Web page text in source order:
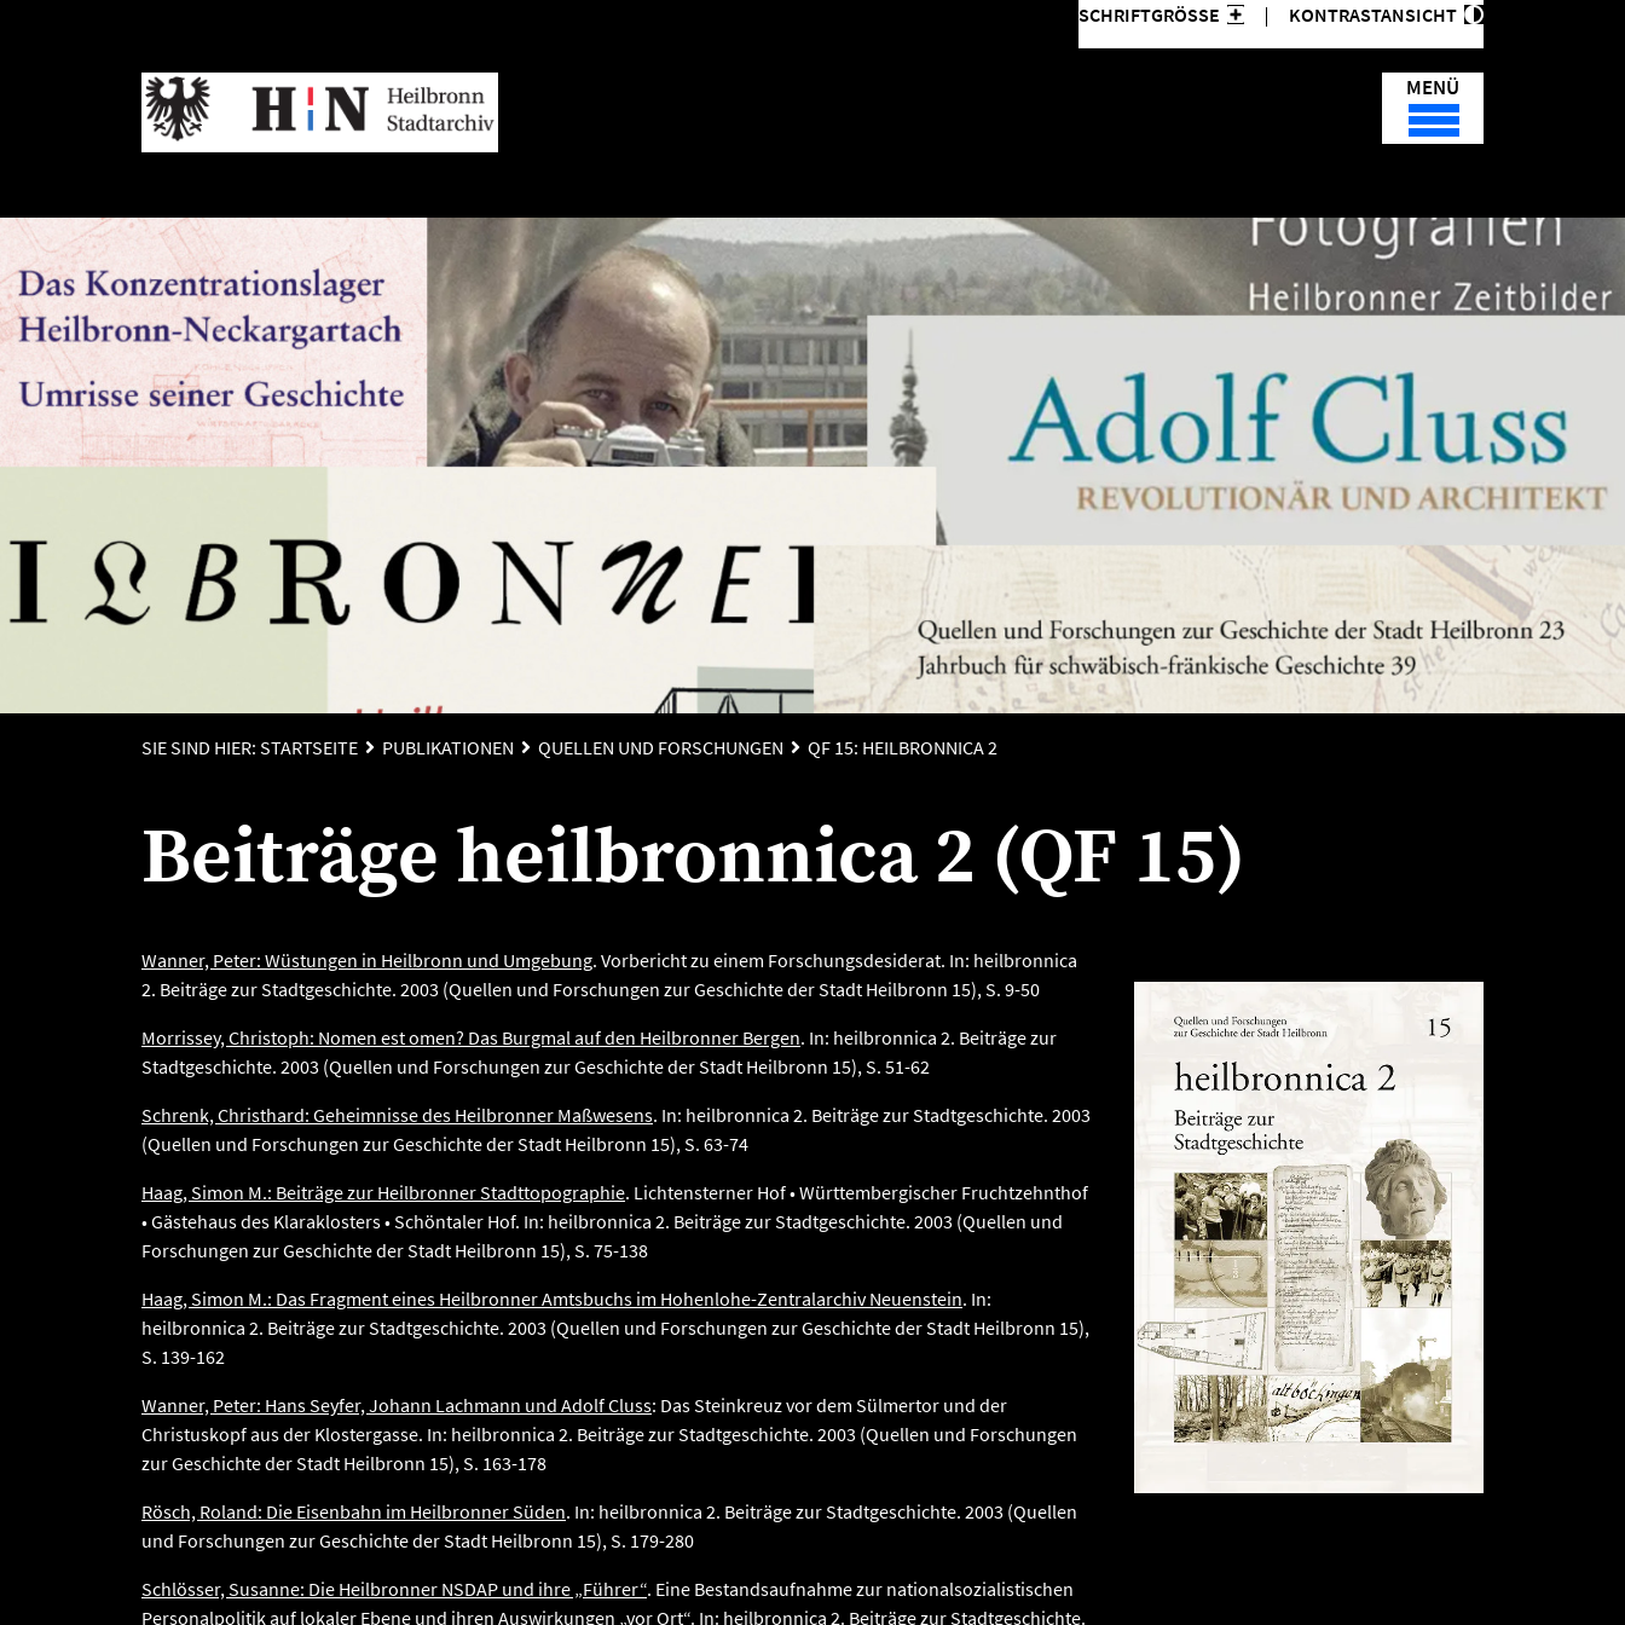
SCHRIFTGRÖSSE KONTRASTANSICHT
MENÜ
SIE SIND HIER: STARTSEITE PUBLIKATIONEN QUELLEN UND FORSCHUNGEN QF 15: HEILBRONNICA 2
Beiträge heilbronnica 2 (QF 15)
Wanner, Peter: Wüstungen in Heilbronn und Umgebung. Vorbericht zu einem Forschungsdesiderat. In: heilbronnica
2. Beiträge zur Stadtgeschichte. 2003 (Quellen und Forschungen zur Geschichte der Stadt Heilbronn 15), S. 9-50
Morrissey, Christoph: Nomen est omen? Das Burgmal auf den Heilbronner Bergen. In: heilbronnica 2. Beiträge zur
Stadtgeschichte. 2003 (Quellen und Forschungen zur Geschichte der Stadt Heilbronn 15), S. 51-62
Schrenk, Christhard: Geheimnisse des Heilbronner Maßwesens. In: heilbronnica 2. Beiträge zur Stadtgeschichte. 2003
(Quellen und Forschungen zur Geschichte der Stadt Heilbronn 15), S. 63-74
Haag, Simon M.: Beiträge zur Heilbronner Stadttopographie. Lichtensterner Hof • Württembergischer Fruchtzehnthof
• Gästehaus des Klaraklosters • Schöntaler Hof. In: heilbronnica 2. Beiträge zur Stadtgeschichte. 2003 (Quellen und
Forschungen zur Geschichte der Stadt Heilbronn 15), S. 75-138
Haag, Simon M.: Das Fragment eines Heilbronner Amtsbuchs im Hohenlohe-Zentralarchiv Neuenstein. In:
heilbronnica 2. Beiträge zur Stadtgeschichte. 2003 (Quellen und Forschungen zur Geschichte der Stadt Heilbronn 15),
S. 139-162
Wanner, Peter: Hans Seyfer, Johann Lachmann und Adolf Cluss: Das Steinkreuz vor dem Sülmertor und der
Christuskopf aus der Klostergasse. In: heilbronnica 2. Beiträge zur Stadtgeschichte. 2003 (Quellen und Forschungen
zur Geschichte der Stadt Heilbronn 15), S. 163-178
Rösch, Roland: Die Eisenbahn im Heilbronner Süden. In: heilbronnica 2. Beiträge zur Stadtgeschichte. 2003 (Quellen
und Forschungen zur Geschichte der Stadt Heilbronn 15), S. 179-280
Schlösser, Susanne: Die Heilbronner NSDAP und ihre „Führer“. Eine Bestandsaufnahme zur nationalsozialistischen
Personalpolitik auf lokaler Ebene und ihren Auswirkungen „vor Ort“. In: heilbronnica 2. Beiträge zur Stadtgeschichte.